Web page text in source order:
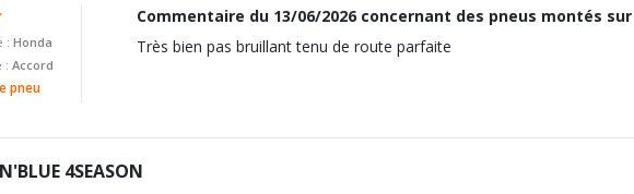
Traction avant
hydraulique
: Honda
: Accord
pneu
Commentaire du 13/06/2026concernant des pneus montés sur
Très bien pas bruillant tenu de route parfaite
N'BLUE 4SEASON